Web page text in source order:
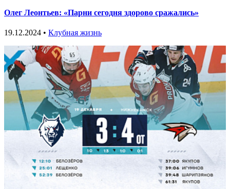
Олег Леонтьев: «Парни сегодня здорово сражались»
19.12.2024 • Клубная жизнь